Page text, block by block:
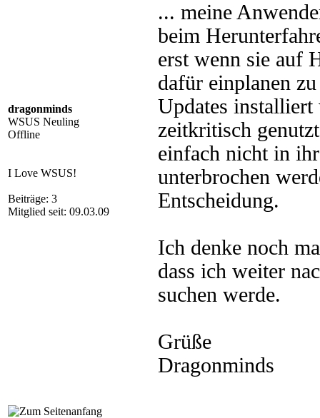
dragonminds
WSUS Neuling
Offline
I Love WSUS!
Beiträge: 3
Mitglied seit: 09.03.09
... meine
beim
erst wenn sie auf
dafür einplanen
Updates
zeitkritisch
einfach nicht in
unterbrochen
Entscheidung.
Ich denke noch
dass ich weiter
suchen werde.
Grüße
Dragonminds